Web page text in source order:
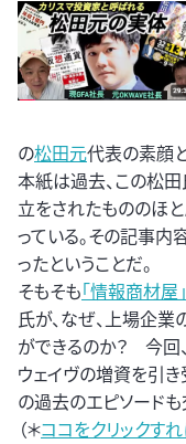
の松田元代表の素顔
本紙は過去、この松
立をされたもののほ
っている。その記事
ったということだ。
そもそも「情報商材屋
氏が、なぜ、上場企
ができるのか？ 今回
ウェイヴの増資を引
の過去のエピソード
（＊ココをクリックす